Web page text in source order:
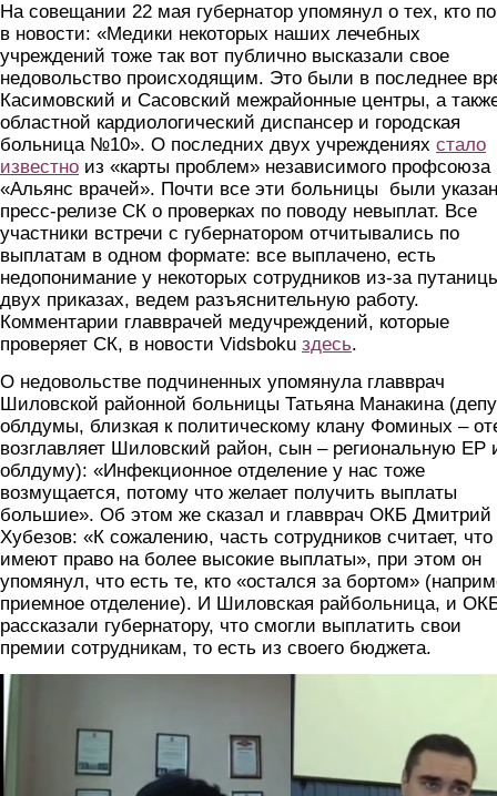
На совещании 22 мая губернатор упомянул о тех, кто
в новости: «Медики некоторых наших лечебных
учреждений тоже так вот публично высказали свое
недовольство происходящим. Это были в последнее
Касимовский и Сасовский межрайонные центры, а
областной кардиологический диспансер и городская
больница №10». О последних двух учреждениях стало
известно из «карты проблем» независимого профсоюза
«Альянс врачей». Почти все эти больницы были
пресс-релизе СК о проверках по поводу невыплат. Все
участники встречи с губернатором отчитывались по
выплатам в одном формате: все выплачено, есть
недопонимание у некоторых сотрудников из-за
двух приказах, ведем разъяснительную работу.
Комментарии главврачей медучреждений, которые
проверяет СК, в новости Vidsboku здесь.
О недовольстве подчиненных упомянула главврач
Шиловской районной больницы Татьяна Манакина
облдумы, близкая к политическому клану Фоминых –
возглавляет Шиловский район, сын – региональную ЕР
облдуму): «Инфекционное отделение у нас тоже
возмущается, потому что желает получить выплаты
большие». Об этом же сказал и главврач ОКБ Дмитрий
Хубезов: «К сожалению, часть сотрудников считает, что
имеют право на более высокие выплаты», при этом он
упомянул, что есть те, кто «остался за бортом»
приемное отделение). И Шиловская райбольница, и
рассказали губернатору, что смогли выплатить свои
премии сотрудникам, то есть из своего бюджета.
manakina.hubezov.jpg